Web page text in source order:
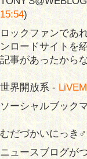
15:54)
ロックファンであ
ンロードサイトを
記事があったから
世界開放系 -
ソーシャルブック
むだづかいにっき
ニュースブログが